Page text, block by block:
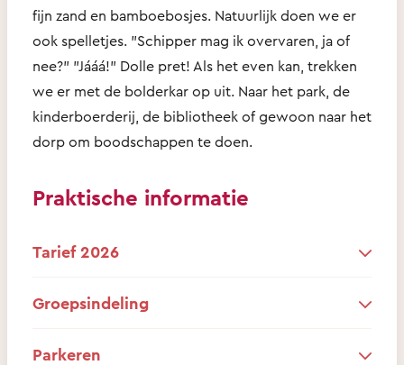
fijn zand en bamboebosjes. Natuurlijk doen we er
ook spelletjes. "Schipper mag ik overvaren, ja of
nee?" "Jááá!" Dolle pret! Als het even kan, trekken
we er met de bolderkar op uit. Naar het park, de
kinderboerderij, de bibliotheek of gewoon naar het
dorp om boodschappen te doen.
Praktische informatie
Tarief 2026
Groepsindeling
Parkeren